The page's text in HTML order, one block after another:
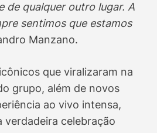
de qualquer outro lugar. A
sentimos que estamos
Manzano.
que viralizaram na
grupo, além de novos
ao vivo intensa,
verdadeira celebração